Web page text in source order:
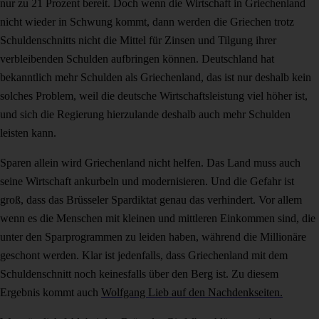
nur zu 21 Prozent bereit. Doch wenn die Wirtschaft in Griechenland
nicht wieder in Schwung kommt, dann werden die Griechen trotz
Schuldenschnitts nicht die Mittel für Zinsen und Tilgung ihrer
verbleibenden Schulden aufbringen können. Deutschland hat
bekanntlich mehr Schulden als Griechenland, das ist nur deshalb kein
solches Problem, weil die deutsche Wirtschaftsleistung viel höher ist,
und sich die Regierung hierzulande deshalb auch mehr Schulden
leisten kann.
Sparen allein wird Griechenland nicht helfen. Das Land muss auch
seine Wirtschaft ankurbeln und modernisieren. Und die Gefahr ist
groß, dass das Brüsseler Spardiktat genau das verhindert. Vor allem
wenn es die Menschen mit kleinen und mittleren Einkommen sind, die
unter den Sparprogrammen zu leiden haben, während die Millionäre
geschont werden. Klar ist jedenfalls, dass Griechenland mit dem
Schuldenschnitt noch keinesfalls über den Berg ist. Zu diesem
Ergebnis kommt auch Wolfgang Lieb auf den Nachdenkseiten.